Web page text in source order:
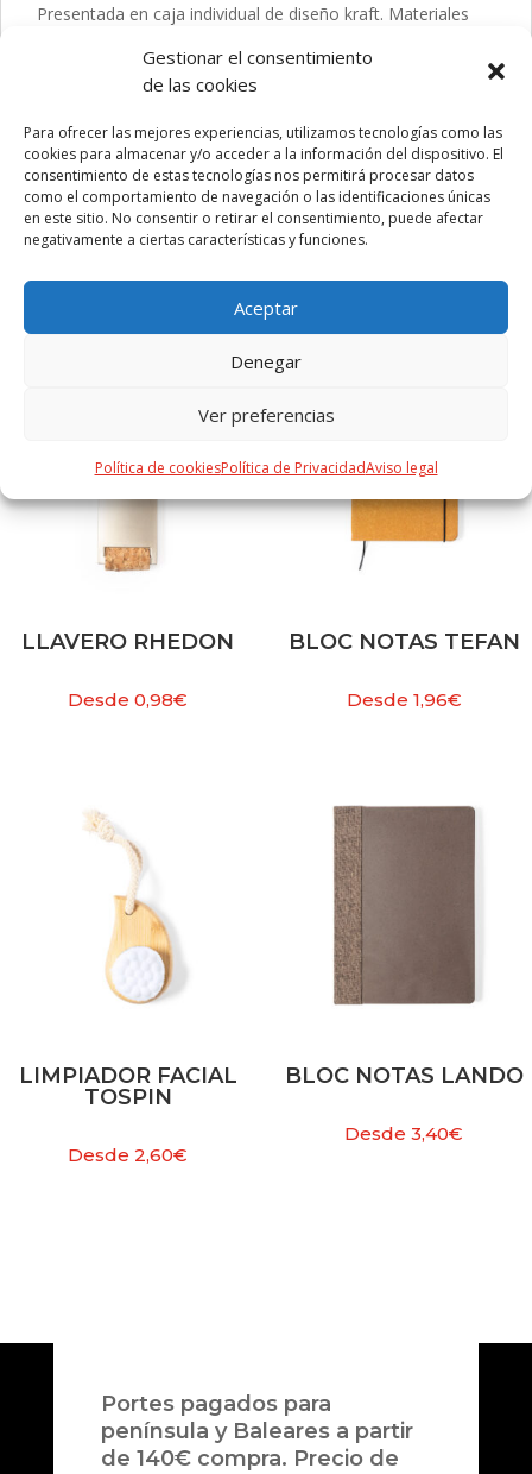
Gestionar el consentimiento
de las cookies
Para ofrecer las mejores experiencias, utilizamos tecnologías como las
cookies para almacenar y/o acceder a la información del dispositivo. El
consentimiento de estas tecnologías nos permitirá procesar datos
como el comportamiento de navegación o las identificaciones únicas
en este sitio. No consentir o retirar el consentimiento, puede afectar
negativamente a ciertas características y funciones.
Aceptar
Denegar
Ver preferencias
Política de cookiesPolítica de PrivacidadAviso legal
Presentada en caja individual de diseño kraft. Materiales
naturales reduciendo las emisiones contaminantes.
Además, el bambú proviene de una planta de gran
resistencia y versatilidad, con crecimiento y regeneración
rápida, siendo una excelente alternativa al uso de madera
tradicional.
PRODUCTOS RELACIONADOS
LLAVERO RHEDON
Desde0,98€
BLOC NOTAS TEFAN
Desde 1,96€
LIMPIADOR FACIAL
TOSPIN
Desde2,60€
BLOC NOTAS LANDO
Desde3,40€
Portes pagados para
península y Baleares a partir
de 140€ compra. Precio de